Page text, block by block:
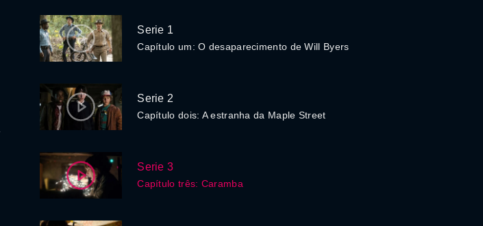
Serie 1
Capítulo um: O desaparecimento de Will Byers
Serie 2
Capítulo dois: A estranha da Maple Street
Serie 3
Capítulo três: Caramba